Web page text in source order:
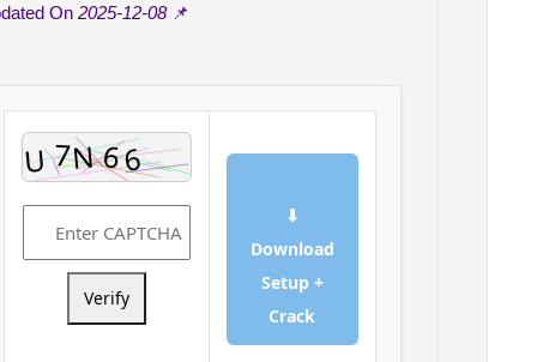
2025-12-08
Download
Setup +
Crack
Verify